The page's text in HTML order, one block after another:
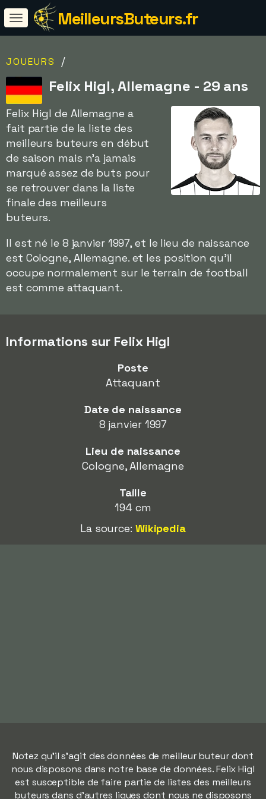
MeilleursButeurs.fr
JOUEURS /
Felix Higl, Allemagne - 29 ans
Felix Higl de Allemagne a
fait partie de la liste des
meilleurs buteurs en début
de saison mais n'a jamais
marqué assez de buts pour
se retrouver dans la liste
finale des meilleurs
buteurs.
Il est né le 8 janvier 1997, et le lieu de naissance
est Cologne, Allemagne. et les position qu'il
occupe normalement sur le terrain de football
est comme attaquant.
Informations sur Felix Higl
Poste
Attaquant
Date de naissance
8 janvier 1997
Lieu de naissance
Cologne, Allemagne
Taille
194 cm
La source: Wikipedia
Notez qu'il s'agit des données de meilleur buteur dont
nous disposons dans notre base de données. Felix Higl
est susceptible de faire partie de listes des meilleurs
buteurs dans d'autres ligues dont nous ne disposons